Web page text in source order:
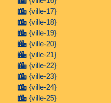
{ville-17}
{ville-18}
{ville-19}
{ville-20}
{ville-21}
{ville-22}
{ville-23}
{ville-24}
{ville-25}